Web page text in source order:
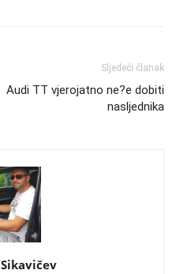
Sljedeći članak
Audi TT vjerojatno ne?e dobiti
nasljednika